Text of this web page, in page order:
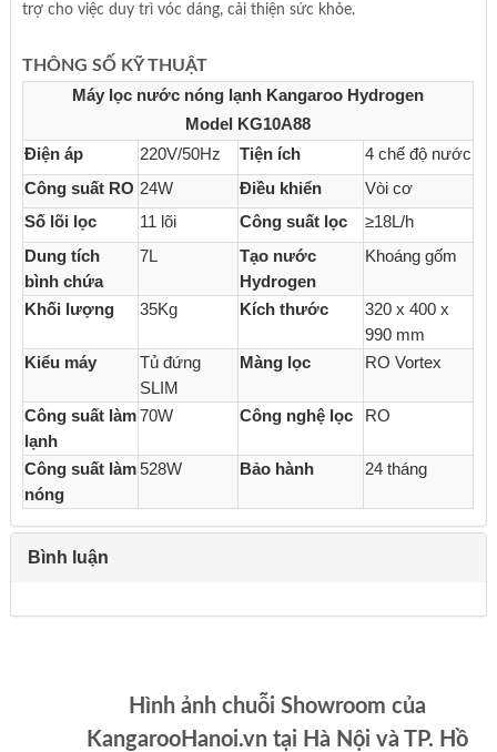
trợ cho việc duy trì vóc dáng, cải thiện sức khỏe.
THÔNG SỐ KỸ THUẬT
Máy lọc nước nóng lạnh Kangaroo Hydrogen
Model KG10A88
Điện áp
220V/50Hz Tiện ích
4 chế độ nước
Công suất RO 24W Điều khiển
Vòi cơ
Số lõi lọc
11 lõi Công suất lọc
≥18L/h
Dung tích
bình chứa
7L
Tạo nước
Hydrogen
Khoáng gốm
Khối lượng 35Kg Kích thước
320 x 400 x
990 mm
Kiểu máy
Tủ đứng
SLIM
Màng lọc RO Vortex
Công suất làm
lạnh
70W Công nghệ lọc RO
Công suất làm
nóng
528W Bảo hành 24 tháng
Bình luận
Hình ảnh chuỗi Showroom của
KangarooHanoi.vn tại Hà Nội và TP. Hồ